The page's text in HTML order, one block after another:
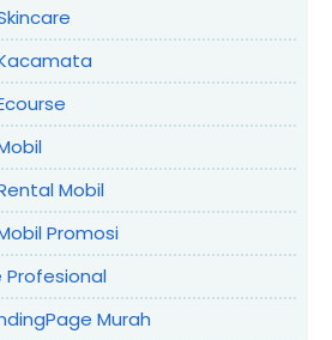
Mobil
Promosi
Profesional
Murah